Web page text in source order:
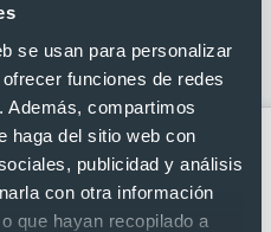
se usan para personalizar
funciones de redes
Además, compartimos
haga del sitio web con
publicidad y análisis
con otra información
que hayan recopilado a
con Bolígrafo
BIC